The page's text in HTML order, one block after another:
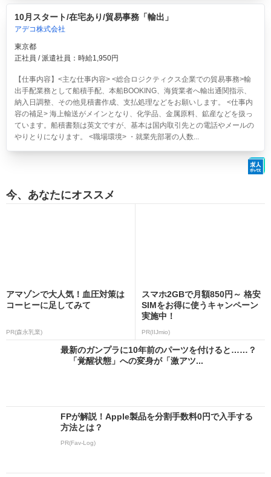
10月スタート/在宅あり/貿易事務「輸出」
アデコ株式会社
東京都
正社員 / 派遣社員：時給1,950円
【仕事内容】<主な仕事内容> <総合ロジクティクス企業での貿易事務>輸
出手配業務として船積手配、本船BOOKING、海貨業者へ輸出通関指示、
納入日調整、その他見積書作成、支払処理などをお願いします。 <仕事内
容の補足> 海上輸送がメインとなり、化学品、金属原料、鉱産などを扱っ
ています。船積書類は英文ですが、基本は国内取引先との電話やメールの
やりとりになります。 <職場環境> ・就業先部署の人数...
今、あなたにオススメ
アマゾンで大人気！血圧対策は
コーヒーに足してみて
PR(森永乳業)
スマホ2GBで月額850円～ 格安
SIMをお得に使うキャンペーン
実施中！
PR(IIJmio)
最新のガンプラに10年前のパーツを付けると……？
「覚醒状態」への変身が「激アツ...
FPが解説！Apple製品を分割手数料0円で入手する
方法とは？
PR(Fav-Log)